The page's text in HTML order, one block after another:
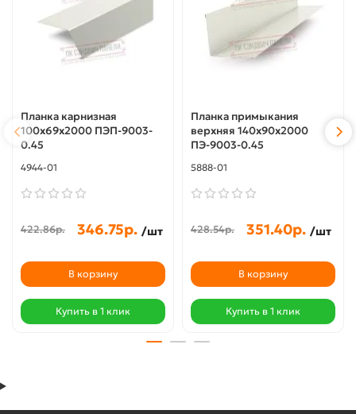
Планка карнизная
100х69х2000 ПЭП-9003-
0.45
4944-01
422.86р. 346.75р. /шт
В корзину
Купить в 1 клик
Планка примыкания
верхняя 140х90х2000
ПЭ-9003-0.45
5888-01
428.54р. 351.40р. /шт
В корзину
Купить в 1 клик